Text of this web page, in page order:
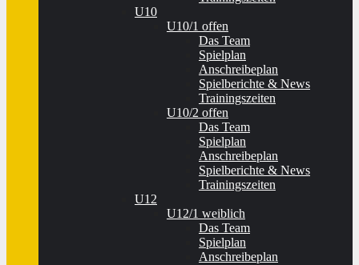
U10
U10/1 offen
Das Team
Spielplan
Anschreibeplan
Spielberichte & News
Trainingszeiten
U10/2 offen
Das Team
Spielplan
Anschreibeplan
Spielberichte & News
Trainingszeiten
U12
U12/1 weiblich
Das Team
Spielplan
Anschreibeplan